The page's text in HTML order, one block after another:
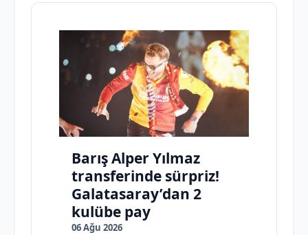
Barış Alper Yılmaz
transferinde sürpriz!
Galatasaray’dan 2
kulübe pay
06 Ağu 2026